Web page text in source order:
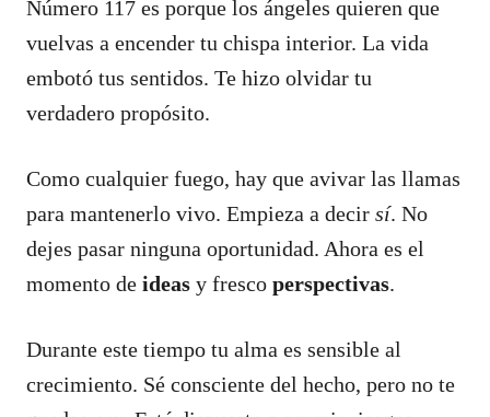
Número 117 es porque los ángeles quieren que
vuelvas a encender tu chispa interior. La vida
embotó tus sentidos. Te hizo olvidar tu
verdadero propósito.
Como cualquier fuego, hay que avivar las llamas
para mantenerlo vivo. Empieza a decir sí. No
dejes pasar ninguna oportunidad. Ahora es el
momento de ideas y fresco perspectivas.
Durante este tiempo tu alma es sensible al
crecimiento. Sé consciente del hecho, pero no te